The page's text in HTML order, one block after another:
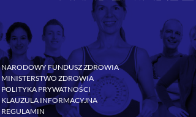
NARODOWY FUNDUSZ ZDROWIA
MINISTERSTWO ZDROWIA
POLITYKA PRYWATNOŚCI
KLAUZULA INFORMACYJNA
REGULAMIN